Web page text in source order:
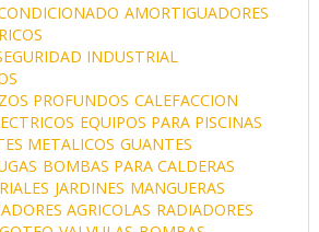
AMORTIGUADORES
INDUSTRIAL
PROFUNDOS CALEFACCION
EQUIPOS PARA PISCINAS
METALICOS GUANTES
BOMBAS PARA CALDERAS
JARDINES MANGUERAS
AGRICOLAS RADIADORES